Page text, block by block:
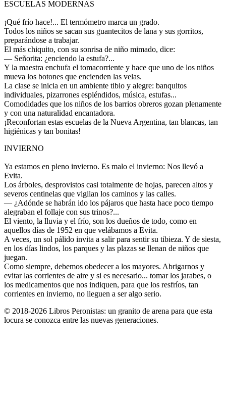
ESCUELAS MODERNAS
¡Qué frío hace!... El termómetro marca un grado.
Todos los niños se sacan sus guantecitos de lana y sus gorritos,
preparándose a trabajar.
El más chiquito, con su sonrisa de niño mimado, dice:
— Señorita: ¿enciendo la estufa?...
Y la maestra enchufa el tomacorriente y hace que uno de los niños
mueva los botones que encienden las velas.
La clase se inicia en un ambiente tibio y alegre: banquitos
individuales, pizarrones espléndidos, música, estufas...
Comodidades que los niños de los barrios obreros gozan plenamente
y con una naturalidad encantadora.
¡Reconfortan estas escuelas de la Nueva Argentina, tan blancas, tan
higiénicas y tan bonitas!
INVIERNO
Ya estamos en pleno invierno. Es malo el invierno: Nos llevó a
Evita.
Los árboles, desprovistos casi totalmente de hojas, parecen altos y
severos centinelas que vigilan los caminos y las calles.
— ¿Adónde se habrán ido los pájaros que hasta hace poco tiempo
alegraban el follaje con sus trinos?...
El viento, la lluvia y el frío, son los dueños de todo, como en
aquellos días de 1952 en que velábamos a Evita.
A veces, un sol pálido invita a salir para sentir su tibieza. Y de siesta,
en los días lindos, los parques y las plazas se llenan de niños que
juegan.
Como siempre, debemos obedecer a los mayores. Abrigarnos y
evitar las corrientes de aire y si es necesario... tomar los jarabes, o
los medicamentos que nos indiquen, para que los resfríos, tan
corrientes en invierno, no lleguen a ser algo serio.
© 2018-2026 Libros Peronistas: un granito de arena para que esta
locura se conozca entre las nuevas generaciones.